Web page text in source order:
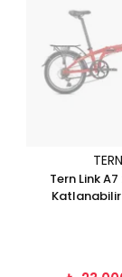
TERN
Tern Link